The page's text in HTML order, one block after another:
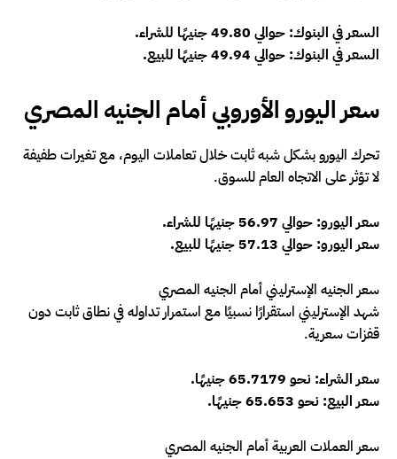
السعر في البنوك: حوالي 49.80 جنيهًا للشراء.
السعر في البنوك: حوالي 49.94 جنيهًا للبيع.
سعر اليورو الأوروبي أمام الجنيه المصري
تحرك اليورو بشكل شبه ثابت خلال تعاملات اليوم، مع تغيرات طفيفة
لا تؤثر على الاتجاه العام للسوق.
سعر اليورو: حوالي 56.97 جنيهًا للشراء.
سعر اليورو: حوالي 57.13 جنيهًا للبيع.
سعر الجنيه الإسترليني أمام الجنيه المصري
شهد الإسترليني استقرارًا نسبيًا مع استمرار تداوله في نطاق ثابت دون
قفزات سعرية.
سعر الشراء: نحو 65.7179 جنيهًا.
سعر البيع: نحو 65.653 جنيهًا.
سعر العملات العربية أمام الجنيه المصري